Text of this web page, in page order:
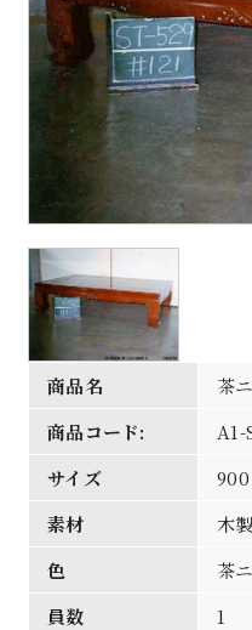
商品名
茶
商品コード:
A1-
サイズ
素材
木
色
茶
員数
1